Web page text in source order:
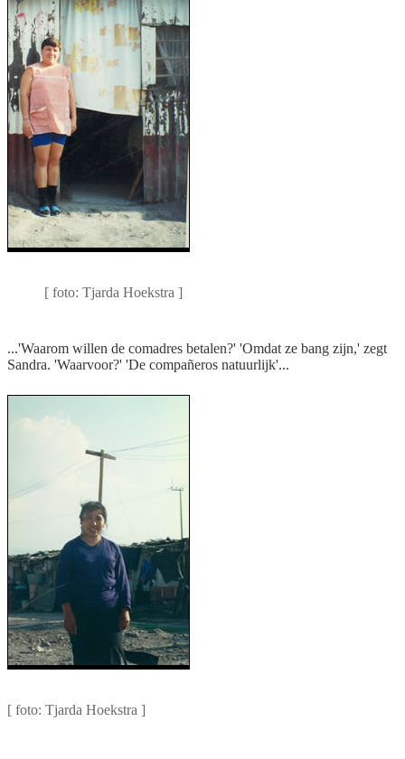
[ foto: Tjarda Hoekstra ]
...'Waarom willen de comadres betalen?' 'Omdat ze bang zijn,' zegt
Sandra. 'Waarvoor?' 'De compañeros natuurlijk'...
[ foto: Tjarda Hoekstra ]